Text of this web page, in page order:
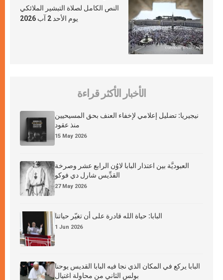
النص الكامل لصلاة التبشير الملائكي
يوم الأحد 2 آب 2026
الأخبار الأكثر قراءة
نيجيريا: تضليل إعلامي لإخفاء العنف بحق المسيحيين
منذ عقود
15 May 2026
العبوديَّة بين اعتذار البابا لاوُن الرابع عشر وصرخة
القدِّيس شارل دي فوكو
27 May 2026
البابا: حياة الله قادرة على أن تغيّر حياتنا
1 Jun 2026
البابا يركع في المكان الذي نجا فيه البابا القديس يوحنا
بولس الثاني من محاولة اغتيال